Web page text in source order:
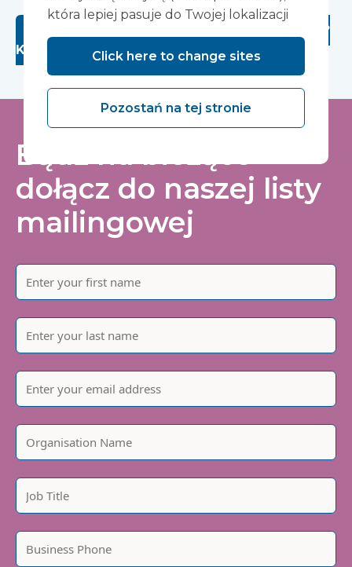
Szukasz poprzednich wystaw i konferencji?
Kliknij tutaj
Bądź na bieżąco -
dołącz do naszej listy
mailingowej
która lepiej pasuje do Twojej lokalizacji
Click here to change sites
Pozostań na tej stronie